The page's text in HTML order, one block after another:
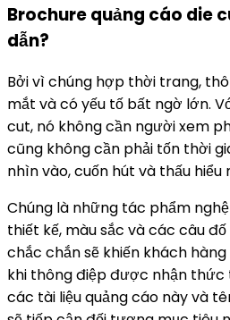
Brochure quảng cáo die
dẫn?
Bởi vì chúng hợp thời trang,
mắt và có yếu tố bất ngờ lớn.
cut, nó không cần người xem
cũng không cần phải tốn thời
nhìn vào, cuốn hút và thấu hiểu
Chúng là những tác phẩm
thiết kế, màu sắc và các câu
chắc chắn sẽ khiến khách
khi thông điệp được nhận
các tài liệu quảng cáo này và